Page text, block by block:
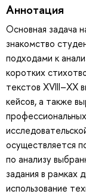
Аннотация
Основная задача
знакомство
подходами к
коротких
текстов XVIII–XX
кейсов, а также
осуществляется
по анализу
задания в рамках
использование